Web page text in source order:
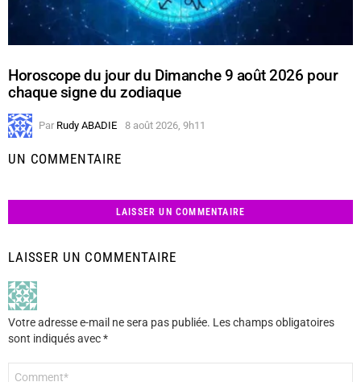
Horoscope du jour du Dimanche 9 août 2026 pour
chaque signe du zodiaque
Par Rudy ABADIE 8 août 2026, 9h11
UN COMMENTAIRE
LAISSER UN COMMENTAIRE
LAISSER UN COMMENTAIRE
Votre adresse e-mail ne sera pas publiée. Les champs obligatoires
sont indiqués avec*